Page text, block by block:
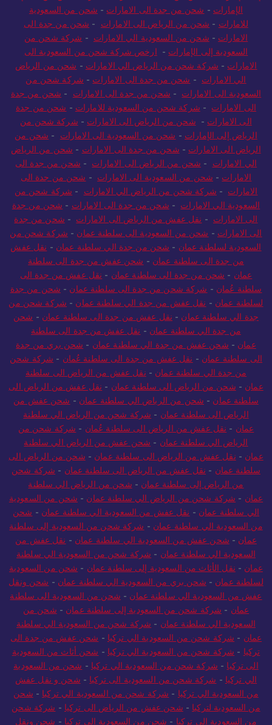
إلى الإمارات شحن من جدة الى الامارات
شركة شحن من جدة إلى
الإمارات
- شحن من جدة الى الامارات
شحن من السعودية
للامارات
شحن من الرياض الى الامارات
شحن من جدة الى
الامارات-شحن من السعودية الي الامارات
شركة شحن من
السعودية إلى الإمارات
-ارخص شركة شحن من السعودية الى
الامارات- شركة شحن من الرياض الي الامارات -
شحن من الرياض
الي الامارات - شحن من جدة الى الامارات - شركة شحن من
السعودية الى الامارات- شحن من جدة الى الامارات - شحن من جدة
الى الامارات
شركة شحن من السعودية للامارات- شحن من جدة
الى الامارات - شحن من الرياض الى الامارات- شركة شحن من
الرياض إلى الإمارات
-شحن من السعودية الى الامارات
شحن من
الرياض الى الامارات
شحن من جدة الى الامارات -
شحن من الرياض
الي الامارات
- شحن من الرياض الى الامارات - شحن من جدة الى
الامارات
-شحن من السعودية الى الامارات -
شحن من جدة الى
الامارات - شركة شحن من الرياض الي الامارات -
شركة شحن من
السعودية الي الامارات - شحن من جدة الى الامارات
شحن من جدة
الى الامارات
- نقل عفش من الرياض الى الامارات -شحن من جدة
الى الامارات
-شحن من السعودية الى سلطنة عمان -
شركة شحن من
السعودية لسلطنة عمان - شحن من جدة الي سلطنة عمان
نقل عفش
من جدة الى سلطنة عمان
- شحن عفش من جدة الى سلطنة
عمان - شحن من جدة الى سلطنة عمان - نقل عفش من جدة الى
سلطنة عُمان
شركة شحن من جدة الى سلطنة عمان -
شحن من جدة
لسلطنة عمان - نقل عفش من جدة الي سلطنة عمان - شركة شحن من
جدة الي سلطنة عمان -نقل عفش من جدة الى سلطنة عمان -شحن
من جدة الي سلطنة عمان-
نقل عفش من جدة الى سلطنة
عمان-شحن عفش من جدة الي سلطنة عمان- شحن بري من جدة
الى سلطنة عمان
نقل عفش من جدة الى سلطنة عُمان-
شركة شحن
من جدة الي سلطنة عمان
- نقل عفش من الرياض الى سلطنة
عمان -شحن من الرياض الى سلطنة عمان -نقل عفش من الرياض الى
سلطنة عمان
شحن من الرياض الي سلطنة عمان -
شحن عفش من
الرياض الى سلطنة عمان-
شركة شحن من الرياض الي سلطنة
عمان - نقل عفش من الرياض الى سلطنة عُمان - شركة شحن من
الرياض الي سلطنة عمان
-شحن عفش من الرياض الي سلطنة
عمان- نقل عفش من الرياض الى سلطنة عمان- شحن من الرياض الى
سلطنة عمان
نقل عفش من الرياض الى سلطنة عمان-
شركة شحن
من الرياض إلى سلطنة عمان
شحن من الرياض الي سلطنة
عمان
شركة شحن من الرياض الي سلطنة عمان -شحن من السعودية
الي سلطنة عمان
-نقل عفش من السعودية الي سلطنة عمان
شحن
من السعودية الي سلطنة عمان
شركة شحن من السعودية إلى سلطنة
عمان
شحن عفش من السعودية الي سلطنة عمان
نقل عفش من
السعودية الي سلطنة عمان
-شركة شحن من السعودية الي سلطنة
عمان- نقل الأثاث من السعودية إلى سلطنة عمان- شحن من السعودية
لسلطنة عمان
شحن بري من السعودية الي سلطنة عمان -شحن ونقل
عفش من السعودية الي سلطنة عمان -
شحن من السعودية الى سلطنة
- شركة شحن من السعودية إلى سلطنة عمان - شحن من
السعودية الي سلطنة عمان
شركة شحن من السعودية الي سلطنة
عمان
شركة شحن من السعودية الي تركيا
شحن عفش من جدة الى
تركيا-شركة شحن من السعودية الي تركيا-شحن أثاث من السعودية
الى تركيا- شركة شحن من السعودية الي تركيا-
شحن من السعودية
الي تركيا
شركة شحن من السعودية الى تركيا
شحن و نقل عفش
من السعودية الي تركيا
شركة شحن من السعودية الي تركيا-
شحن
من السعودية لتركيا-شحن عفش من الرياض الى تركيا
شركة شحن